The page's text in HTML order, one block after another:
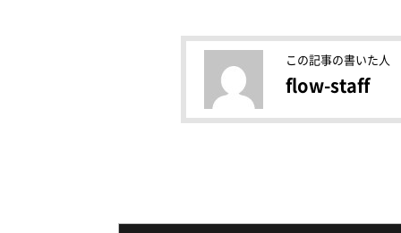
この記事の書いた人
flow-staff